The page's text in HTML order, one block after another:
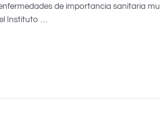
de importancia sanitaria
Instituto …